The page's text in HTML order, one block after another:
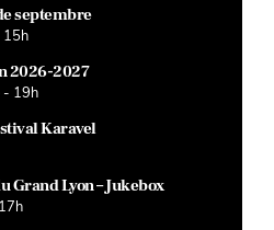
septembre
15h
2026-2027
- 19h
Karavel
Grand Lyon – Jukebox